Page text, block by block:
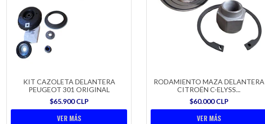
KIT CAZOLETA DELANTERA
PEUGEOT 301 ORIGINAL
$65.900 CLP
VER MÁS
RODAMIENTO MAZA DELANTERA
CITROËN C-ELYSS...
$60.000 CLP
VER MÁS